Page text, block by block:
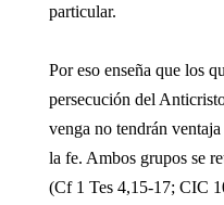
particular.
Por eso enseña que los
persecución del
venga no tendrán
la fe. Ambos grupos se
(Cf 1 Tes 4,15-17; CIC